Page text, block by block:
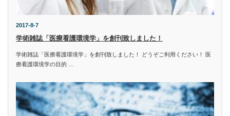
2017-8-7
学術雑誌「医療看護環境学」を創刊致しました！
学術雑誌「医療看護環境学」を創刊致しました！ どうぞご利用ください！ 医
療看護環境学の目的 …